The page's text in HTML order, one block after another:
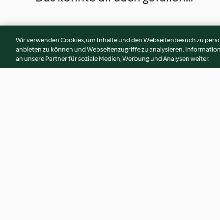
Wir verwenden Cookies, um Inhalte und den Webseitenbesuch zu
anbieten zu können und Webseitenzugriffe zu analysieren.
an unsere Partner für soziale Medien, Werbung und Analysen weiter.